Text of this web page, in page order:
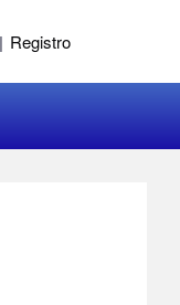
| Registro